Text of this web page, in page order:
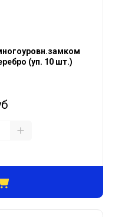
(уп. 10 шт.)